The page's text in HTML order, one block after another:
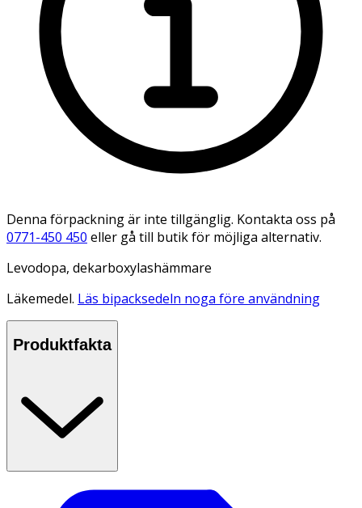
Denna förpackning är inte tillgänglig. Kontakta oss på
0771-450 450 eller gå till butik för möjliga alternativ.
Levodopa, dekarboxylashämmare
Läkemedel. Läs bipacksedeln noga före användning
Produktfakta